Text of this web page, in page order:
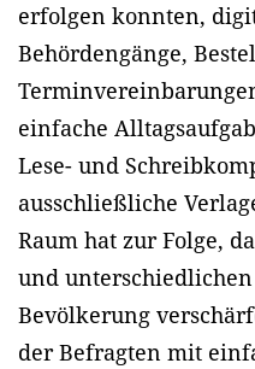
erfolgen konnten,
Behördengänge,
einfache
Lese- und
ausschließliche
Raum hat zur Folge,
und
Bevölkerung
der Befragten mit